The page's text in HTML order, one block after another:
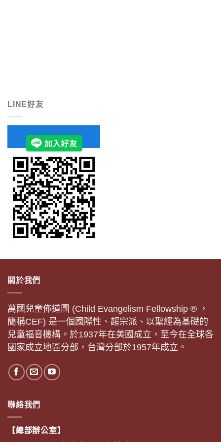
LINE好友
關於我們
萬國兒童佈道團 (Child Evangelism Fellowship ® ，
簡稱CEF) 是一個國際性、超宗派、以聖經為基礎的
兒童福音機構。於1937年在美國成立，至今在全球各
國家成立地區分部，台灣分部於1957年成立。
聯絡我們
【總部辦公室】